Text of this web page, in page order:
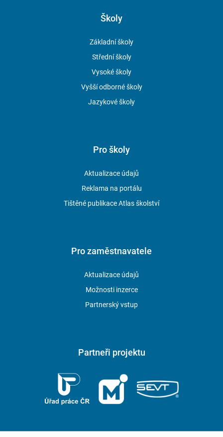
Školy
Základní školy
Střední školy
Vysoké školy
Vyšší odborné školy
Jazykové školy
Pro školy
Aktualizace údajů
Reklama na portálu
Tištěné publikace Atlas školství
Pro zaměstnavatele
Aktualizace údajů
Možnosti inzerce
Partnerský vstup
Partneři projektu